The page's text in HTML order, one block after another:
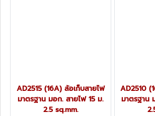
AD2515 (16A) ล้อเก็บสายไฟ
มาตรฐาน มอก. สายไฟ 15 ม.
2.5 sq.mm.
AD2510
มาตรฐาน